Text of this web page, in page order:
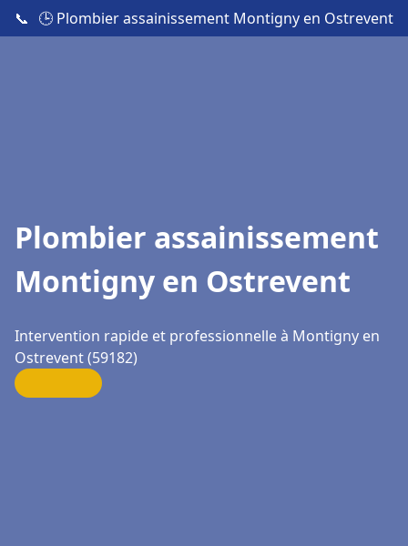
📞 🕒 Plombier assainissement Montigny en Ostrevent
Plombier assainissement
Montigny en Ostrevent
Intervention rapide et professionnelle à Montigny en
Ostrevent (59182)